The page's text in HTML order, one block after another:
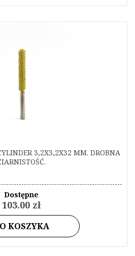
3,2X3,2X32 MM. DROBNA
Dostępne
103.00 zł
KOSZYKA